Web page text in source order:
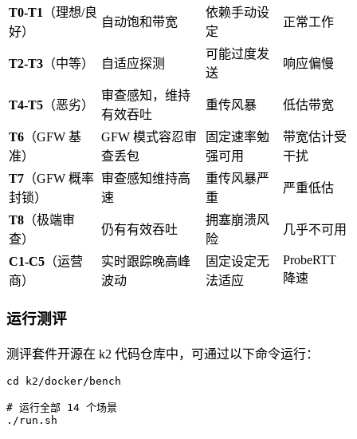
T0-T1
（理想/良
好）
自动饱和带宽
依赖手动设
定
正常工作
T2-T3 （中等） 自适应探测
可能过度发
送
响应偏慢
T4-T5 （恶劣）
审查感知，维持
有效吞吐
重传风暴 低估带宽
T6 （GFW 基
准）
GFW 模式容忍审
查丢包
固定速率勉
强可用
带宽估计受
干扰
T7 （GFW 概率
封锁）
审查感知维持高
速
重传风暴严
重
严重低估
T8 （极端审
查）
仍有有效吞吐
拥塞崩溃风
险
几乎不可用
C1-C5 （运营
商）
实时跟踪晚高峰
波动
固定设定无
法适应
ProbeRTT
降速
运行测评
测评套件开源在 k2 代码仓库中，可通过以下命令运行：
cd k2/docker/bench
# 运行全部 14 个场景
./run.sh